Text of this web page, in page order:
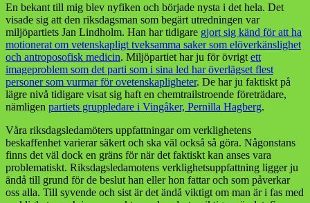
En bekant till mig blev nyfiken och började nysta i det hela. Det
visade sig att den riksdagsman som begärt utredningen var
miljöpartiets Jan Lindholm. Han har tidigare gjort sig känd för att ha
motionerat om vetenskapligt tveksamma saker som elöverkänslighet
och antroposofisk medicin. Miljöpartiet har ju för övrigt ett
imageproblem som det parti som i sina led har överlägset flest
personer som vurmar för ovetenskapligheter. De har ju faktiskt på
lägre nivå tidigare visat sig haft en chemtrailstroende företrädare,
nämligen partiets gruppledare i Vingåker, Pernilla Hagberg.
Våra riksdagsledamöters uppfattningar om verklighetens
beskaffenhet varierar säkert och ska väl också så göra. Någonstans
finns det väl dock en gräns för när det faktiskt kan anses vara
problematiskt. Riksdagsledamotens verklighetsuppfattning ligger ju
ändå till grund för de beslut han eller hon fattar och som påverkar
oss alla. Till syvende och sist är det ändå viktigt om man är i fas med